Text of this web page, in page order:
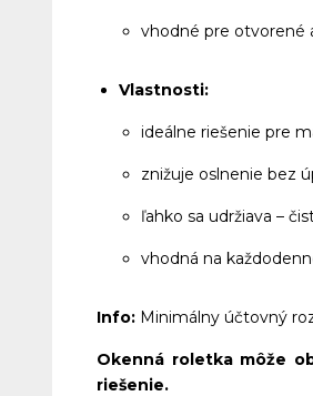
vhodné pre otvorené
Vlastnosti:
ideálne riešenie pre
znižuje oslnenie bez
ľahko sa udržiava –
vhodná na
Info: Minimálny účtovný
Okenná roletka môže
riešenie.